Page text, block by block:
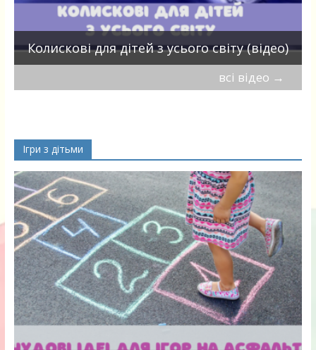
Колискові для дітей з усього світу (відео)
всі відео →
Ігри з дітьми